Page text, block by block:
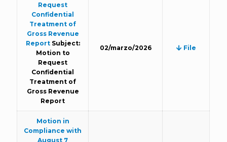
Request
Confidential
Treatment of
Gross Revenue
Report Subject:
Motion to
Request
Confidential
Treatment of
Gross Revenue
Report
02/marzo/2026 File
Motion in
Compliance with
August 7